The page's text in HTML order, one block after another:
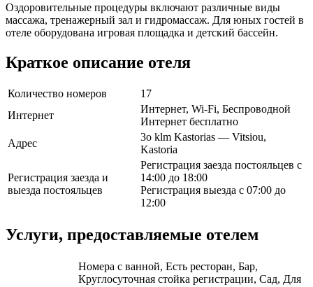
Оздоровительные процедуры включают различные виды
массажа, тренажерный зал и гидромассаж. Для юных гостей в
отеле оборудована игровая площадка и детский бассейн.
Краткое описание отеля
Количество номеров
17
Интернет
Интернет, Wi-Fi, Беспроводной
Интернет бесплатно
Адрес
3o klm Kastorias — Vitsiou,
Kastoria
Регистрация заезда и
выезда постояльцев
Регистрация заезда постояльцев с
14:00 до 18:00
Регистрация выезда с 07:00 до
12:00
Услуги, предоставляемые отелем
Номера с ванной, Есть ресторан, Бар,
Круглосуточная стойка регистрации, Сад, Для